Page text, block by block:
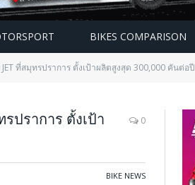
BIKES COMPARISON
ที่สมุทรปราการ ตั้งเป้าผลิตสูงสุด 300,000 คันต่อปี
ปราการ ตั้งเป้า
0
BIKE NEWS